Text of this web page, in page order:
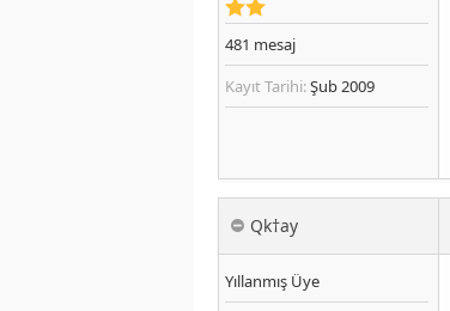
481 mesaj
Kayıt Tarihi:Şub 2009
Qk†ay
Yıllanmış Üye